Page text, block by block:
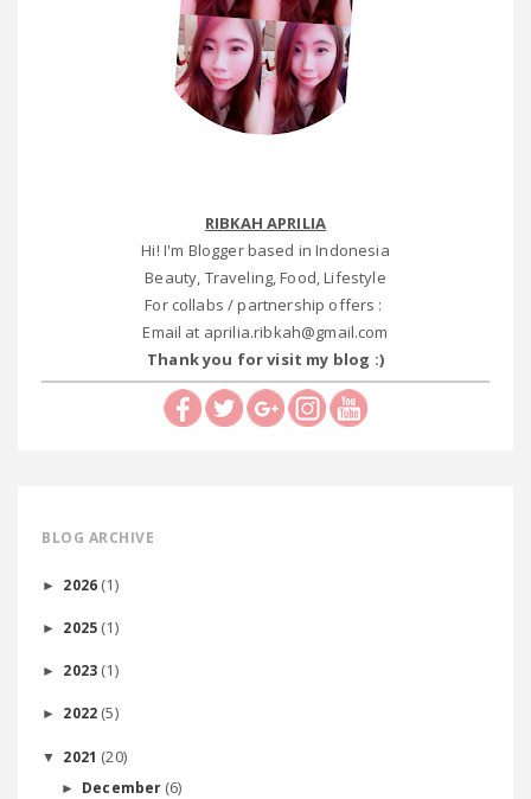
RIBKAH APRILIA
Hi! I'm Blogger based in Indonesia
Beauty, Traveling, Food, Lifestyle
For collabs / partnership offers :
Email at aprilia.ribkah@gmail.com
Thank you for visit my blog :)
BLOG ARCHIVE
► 2026 (1)
► 2025 (1)
► 2023 (1)
► 2022 (5)
▼ 2021 (20)
► December (6)